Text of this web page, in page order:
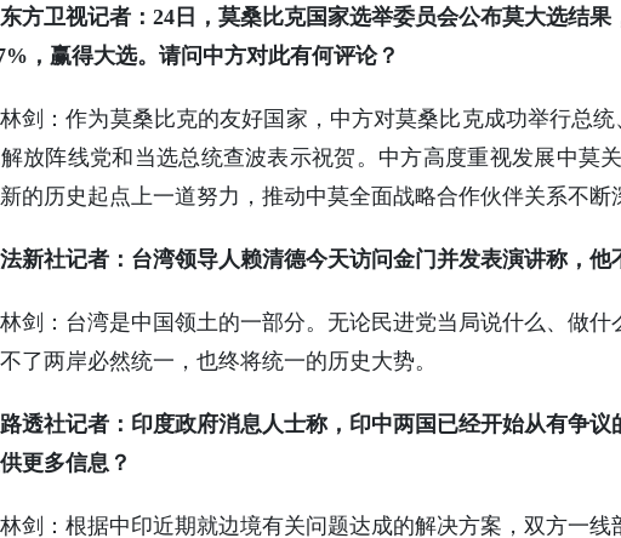
东方卫视记者：24日，莫桑比克国家选举委员会公布莫大选结
，赢得大选。请问中方对此有何评论？
林剑：作为莫桑比克的友好国家，中方对莫桑比克成功举行总
放阵线党和当选总统查波表示祝贺。中方高度重视发展中莫
的历史起点上一道努力，推动中莫全面战略合作伙伴关系不断
法新社记者：台湾领导人赖清德今天访问金门并发表演讲称，
林剑：台湾是中国领土的一部分。无论民进党当局说什么、做
了两岸必然统一，也终将统一的历史大势。
路透社记者：印度政府消息人士称，印中两国已经开始从有争
更多信息？
林剑：根据中印近期就边境有关问题达成的解决方案，双方一线